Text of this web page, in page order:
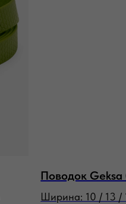
Поводок
Ширина: 10 / 13